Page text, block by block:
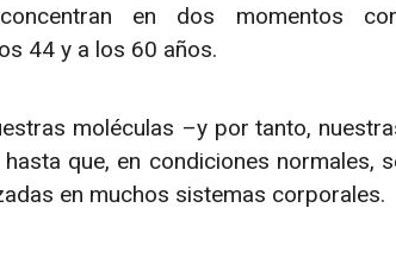
en dos momentos
44 y a los 60 años.
moléculas –y por tanto,
que, en condiciones normales,
en muchos sistemas corporales.